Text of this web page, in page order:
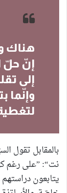
هناك
إنّ حلّ
إلى
وإنّما
بالمقابل تقول
نت“: ”على رغم
يتابعون